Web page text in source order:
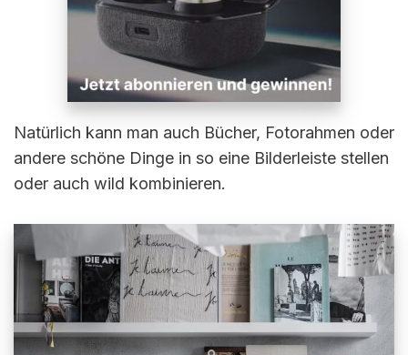
Natürlich kann man auch Bücher, Fotorahmen oder
andere schöne Dinge in so eine Bilderleiste stellen
oder auch wild kombinieren.